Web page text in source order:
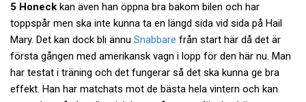
5 Honeck kan även han öppna bra bakom bilen och har
toppspår men ska inte kunna ta en längd sida vid sida på Hail
Mary. Det kan dock bli ännu Snabbare från start här då det är
första gången med amerikansk vagn i lopp för den här nu. Man
har testat i träning och det fungerar så det ska kunna ge bra
effekt. Han har matchats mot de bästa hela vintern och kan